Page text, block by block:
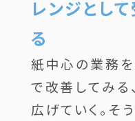
レンジとし
る
紙中心の業務
で改善してみる
広げていく。そ